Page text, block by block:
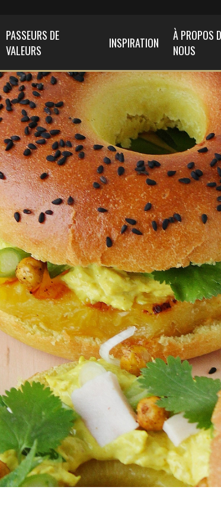
PASSEURS DE
VALEURS
INSPIRATION
À PROPOS
NOUS